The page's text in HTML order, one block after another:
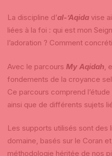
La discipline d’al-’Aqida vise
liées à la foi : qui est mon
l’adoration ? Comment
Avec le parcours My Aqidah,
fondements de la croyance
Ce parcours comprend
ainsi que de différents sujets
Les supports utilisés sont
domaine, basés sur le Coran
méthodologie héritée de nos